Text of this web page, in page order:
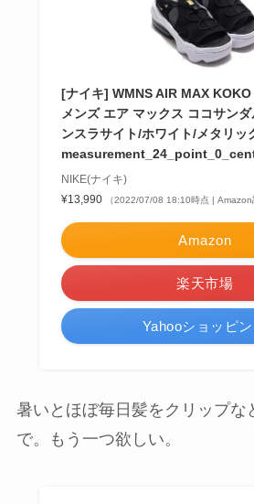
[ナイキ] WMNS AIR MAX
メンズ エア マックス ココサン
ンスラサイト/ホワイト/メタリッ
NIKE(ナイキ)
¥13,990
（2022/07/08 18:10時点 | Amazon
Amazon
楽天市場
Yahooショッピ
暑いとほぼ毎日髪をクリップな
で。もう一つ欲しい。